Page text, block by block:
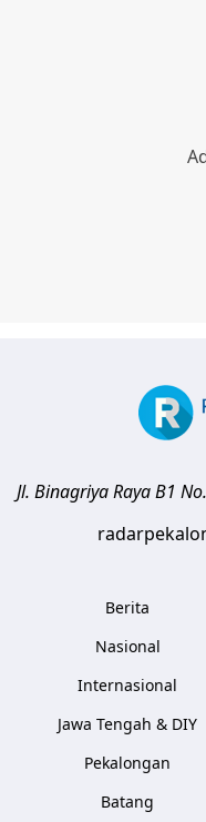
Jl. Binagriya Raya B1
Berita
Nasional
Internasional
Jawa Tengah & DIY
Pekalongan
Batang